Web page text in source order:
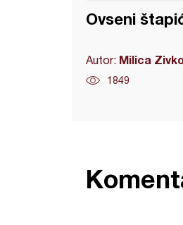
Ovseni
Autor: Milica
1849